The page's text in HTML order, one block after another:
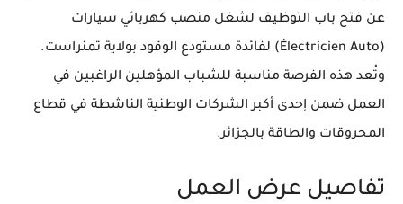
عن فتح باب التوظيف لشغل منصب كهربائي سيارات
(Électricien Auto)
لفائدة مستودع الوقود بولاية تمنراست.
وتُعد هذه الفرصة مناسبة للشباب المؤهلين الراغبين في
العمل ضمن إحدى أكبر الشركات الوطنية الناشطة في قطاع
المحروقات والطاقة بالجزائر.
تفاصيل عرض العمل